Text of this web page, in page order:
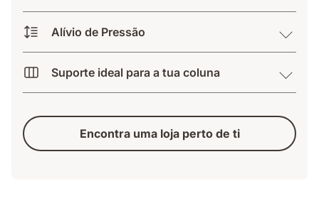
Alívio de Pressão
Suporte ideal para a tua coluna
Encontra uma loja perto de ti